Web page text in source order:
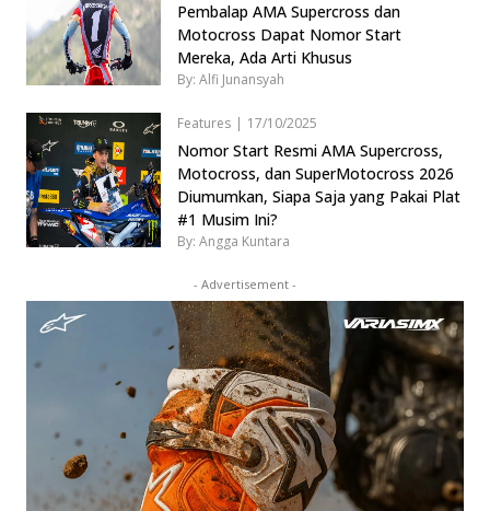
Pembalap AMA Supercross dan
Motocross Dapat Nomor Start
Mereka, Ada Arti Khusus
By: Alfi Junansyah
Features | 17/10/2025
Nomor Start Resmi AMA Supercross,
Motocross, dan SuperMotocross 2026
Diumumkan, Siapa Saja yang Pakai Plat
#1 Musim Ini?
By: Angga Kuntara
- Advertisement -